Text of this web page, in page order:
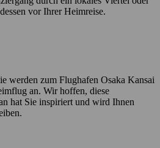
vor Ihrer Heimreise.
werden zum Flughafen Osaka Kansai
an. Wir hoffen, diese
hat Sie inspiriert und wird Ihnen